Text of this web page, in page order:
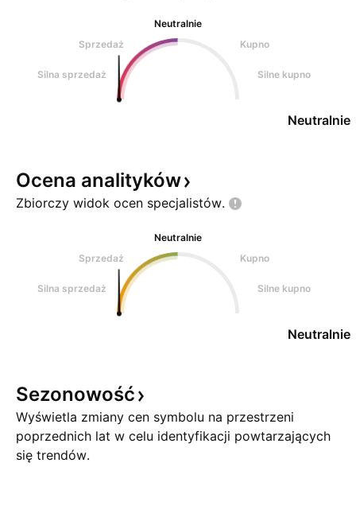
Neutralnie
Sprzedaż
Kupno
Silna sprzedaż Silne kupno
Neutralnie
Ocena analityków
Zbiorczy widok ocen specjalistów.
Neutralnie
Sprzedaż
Kupno
Silna sprzedaż Silne kupno
Neutralnie
Sezonowość
Wyświetla zmiany cen symbolu na przestrzeni
poprzednich lat w celu identyfikacji powtarzających
się trendów.